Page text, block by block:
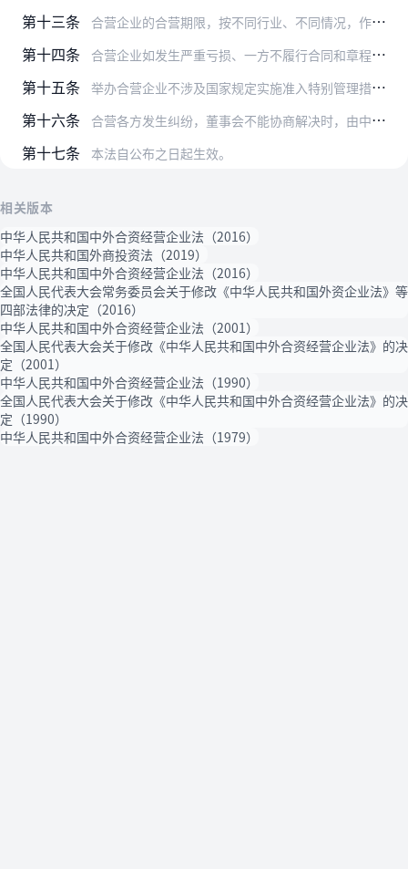
第十三条 合营企业的合营期限，按不同行业、不同情况，作不同的约定。有的行业的合营企业，应当约定合营期限；有的行业的合营企业，可以约定合营期限，也可以不约定合营期限。约定合…
第十四条 合营企业如发生严重亏损、一方不履行合同和章程规定的义务、不可抗力等，经合营各方协商同意，报请审查批准机关批准，并向国家工商行政管理主管部门登记，可终止合同。如果…
第十五条 举办合营企业不涉及国家规定实施准入特别管理措施的，对本法第三条、第十三条、第十四条规定的审批事项，适用备案管理。国家规定的准入特别管理措施由国务院发布或者批准发…
第十六条 合营各方发生纠纷，董事会不能协商解决时，由中国仲裁机构进行调解或仲裁，也可由合营各方协议在其它仲裁机构仲裁。
第十七条 本法自公布之日起生效。
相关版本
中华人民共和国中外合资经营企业法（2016）
中华人民共和国外商投资法（2019）
中华人民共和国中外合资经营企业法（2016）
全国人民代表大会常务委员会关于修改《中华人民共和国外资企业法》等
四部法律的决定（2016）
中华人民共和国中外合资经营企业法（2001）
全国人民代表大会关于修改《中华人民共和国中外合资经营企业法》的决
定（2001）
中华人民共和国中外合资经营企业法（1990）
全国人民代表大会关于修改《中华人民共和国中外合资经营企业法》的决
定（1990）
中华人民共和国中外合资经营企业法（1979）